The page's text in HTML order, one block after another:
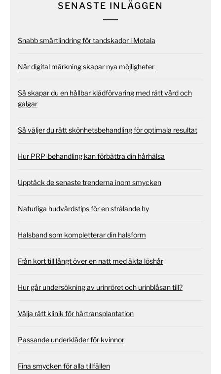
SENASTE INLÄGGEN
Snabb smärtlindring för tandskador i Motala
När digital märkning skapar nya möjligheter
Så skapar du en hållbar klädförvaring med rätt vård och
galgar
Så väljer du rätt skönhetsbehandling för optimala resultat
Hur PRP-behandling kan förbättra din hårhälsa
Upptäck de senaste trenderna inom smycken
Naturliga hudvårdstips för en strålande hy
Halsband som kompletterar din halsform
Från kort till långt över en natt med äkta löshår
Hur går undersökning av urinröret och urinblåsan till?
Välja rätt klinik för hårtransplantation
Passande underkläder för kvinnor
Fina smycken för alla tillfällen